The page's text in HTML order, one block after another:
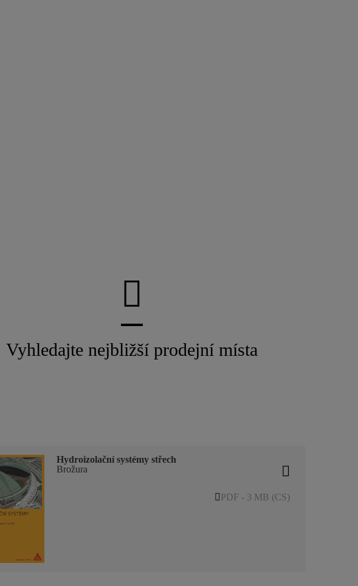
Vyhledajte nejbližší prodejní místa
Hydroizolační systémy střech
Brožura
PDF - 3 MB (CS)